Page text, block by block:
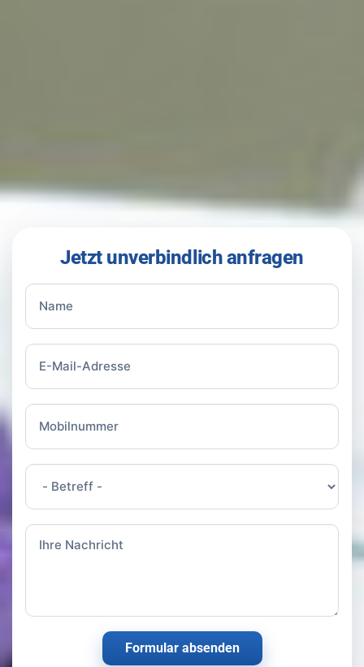
Jetzt unverbindlich anfragen
Formular absenden